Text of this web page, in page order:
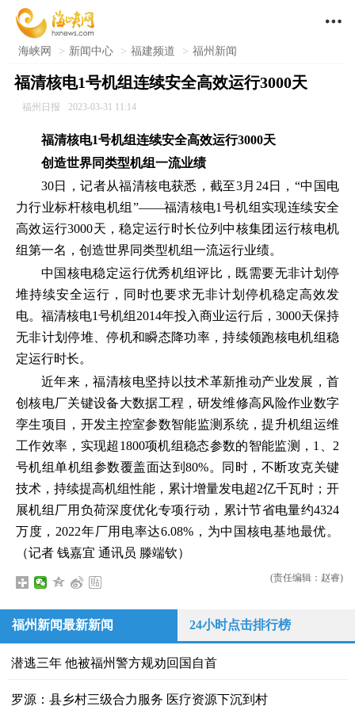

海峡网 > 新闻中心 > 福建频道 > 福州新闻
福清核电1号机组连续安全高效运行3000天
福州日报 2023-03-31 11:14
福清核电1号机组连续安全高效运行3000天
创造世界同类型机组一流业绩
30日，记者从福清核电获悉，截至3月24日，“中国电
力行业标杆核电机组”——福清核电1号机组实现连续安全
高效运行3000天，稳定运行时长位列中核集团运行核电机
组第一名，创造世界同类型机组一流运行业绩。
中国核电稳定运行优秀机组评比，既需要无非计划停
堆持续安全运行，同时也要求无非计划停机稳定高效发
电。福清核电1号机组2014年投入商业运行后，3000天保持
无非计划停堆、停机和瞬态降功率，持续领跑核电机组稳
定运行时长。
近年来，福清核电坚持以技术革新推动产业发展，首
创核电厂关键设备大数据工程，研发维修高风险作业数字
孪生项目，开发主控室参数智能监测系统，提升机组运维
工作效率，实现超1800项机组稳态参数的智能监测，1、2
号机组单机组参数覆盖面达到80%。同时，不断攻克关键
技术，持续提高机组性能，累计增量发电超2亿千瓦时；开
展机组厂用负荷深度优化专项行动，累计节省电量约4324
万度，2022年厂用电率达6.08%，为中国核电基地最优。
（记者 钱嘉宜 通讯员 滕端钦）
(责任编辑：赵睿)
福州新闻最新新闻 24小时点击排行榜
潜逃三年 他被福州警方规劝回国自首
罗源：县乡村三级合力服务 医疗资源下沉到村